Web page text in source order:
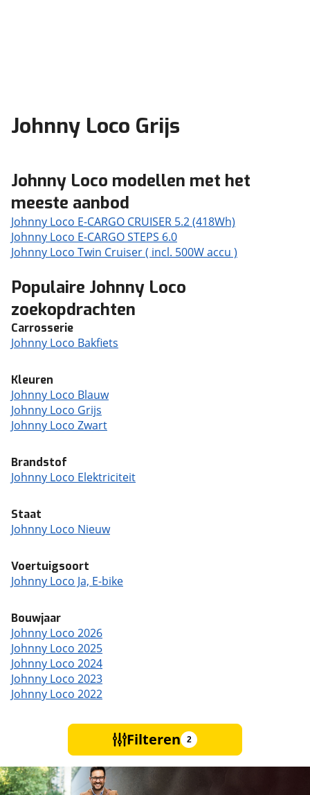
Johnny Loco Grijs
Johnny Loco modellen met het
meeste aanbod
Johnny Loco E-CARGO CRUISER 5.2 (418Wh)
Johnny Loco E-CARGO STEPS 6.0
Johnny Loco Twin Cruiser ( incl. 500W accu )
Populaire Johnny Loco
zoekopdrachten
Carrosserie
Johnny Loco Bakfiets
Kleuren
Johnny Loco Blauw
Johnny Loco Grijs
Johnny Loco Zwart
Brandstof
Johnny Loco Elektriciteit
Staat
Johnny Loco Nieuw
Voertuigsoort
Johnny Loco Ja, E-bike
Bouwjaar
Johnny Loco 2026
Johnny Loco 2025
Johnny Loco 2024
Johnny Loco 2023
Johnny Loco 2022
Filteren 2